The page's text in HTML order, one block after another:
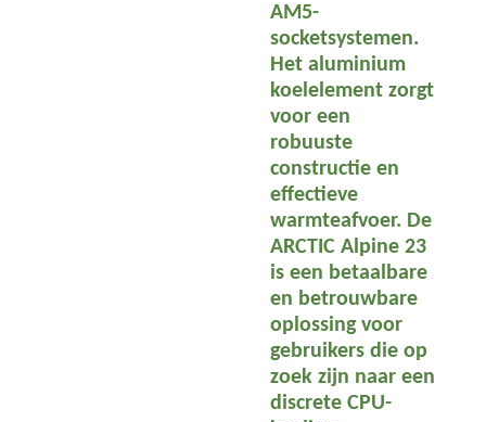
AM5-
socketsystemen.
Het aluminium
koelelement zorgt
voor een
robuuste
constructie en
effectieve
warmteafvoer. De
ARCTIC Alpine 23
is een betaalbare
en betrouwbare
oplossing voor
gebruikers die op
zoek zijn naar een
discrete CPU-